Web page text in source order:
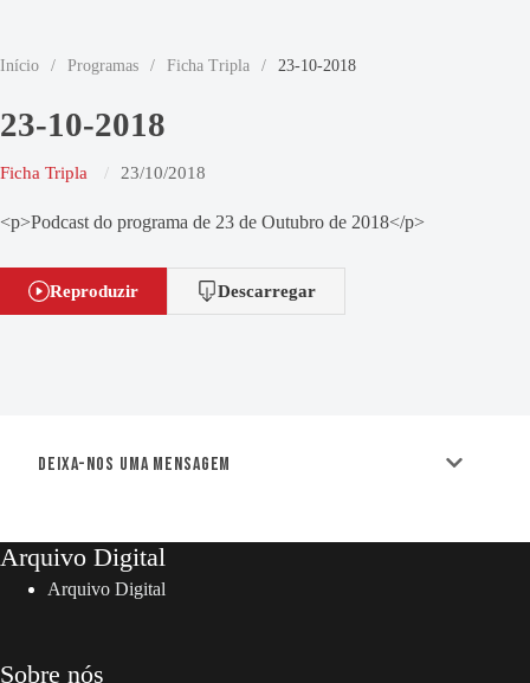
Início / Programas / Ficha Tripla / 23-10-2018
23-10-2018
Ficha Tripla 23/10/2018
<p>Podcast do programa de 23 de Outubro de 2018</p>
Reproduzir Descarregar
Deixa-nos uma mensagem
Arquivo Digital
Arquivo Digital
Sobre nós